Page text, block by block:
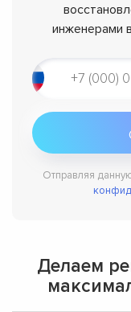
инженерами
Отправляя
Делаем